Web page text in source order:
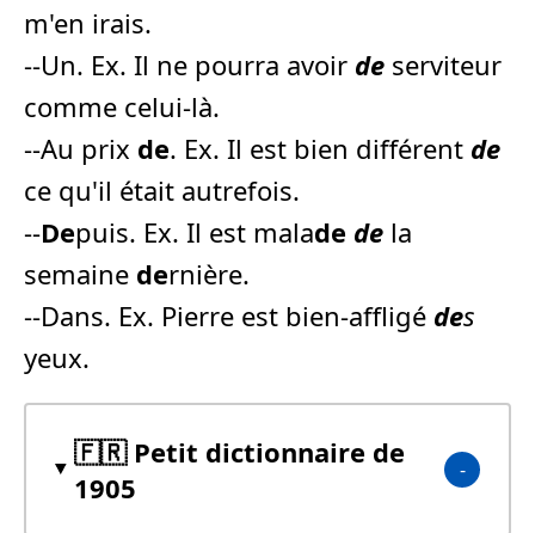
m'en irais.
--Un. Ex. Il ne pourra avoir de serviteur
comme celui-là.
--Au prix de. Ex. Il est bien différent de
ce qu'il était autrefois.
--Depuis. Ex. Il est malade de la
semaine dernière.
--Dans. Ex. Pierre est bien-affligé des
yeux.
🇫🇷 Petit dictionnaire de
1905